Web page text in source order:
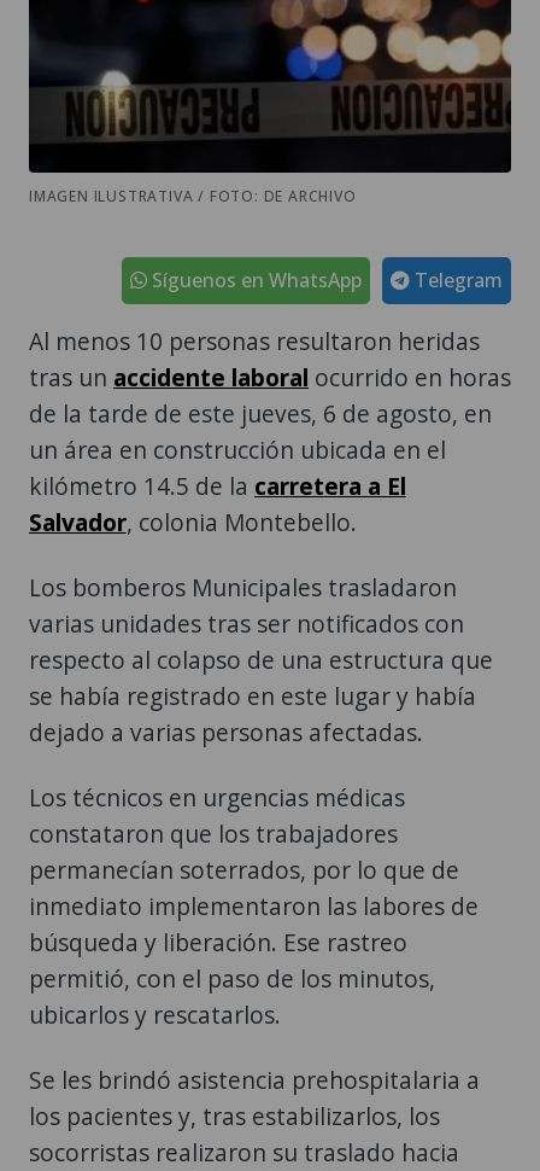
IMAGEN ILUSTRATIVA / FOTO: DE ARCHIVO
Telegram
Síguenos en WhatsApp
Al menos 10 personas resultaron heridas
tras un accidente laboral ocurrido en horas
de la tarde de este jueves, 6 de agosto, en
un área en construcción ubicada en el
kilómetro 14.5 de la carretera a El
Salvador, colonia Montebello.
Los bomberos Municipales trasladaron
varias unidades tras ser notificados con
respecto al colapso de una estructura que
se había registrado en este lugar y había
dejado a varias personas afectadas.
Los técnicos en urgencias médicas
constataron que los trabajadores
permanecían soterrados, por lo que de
inmediato implementaron las labores de
búsqueda y liberación. Ese rastreo
permitió, con el paso de los minutos,
ubicarlos y rescatarlos.
Se les brindó asistencia prehospitalaria a
los pacientes y, tras estabilizarlos, los
socorristas realizaron su traslado hacia